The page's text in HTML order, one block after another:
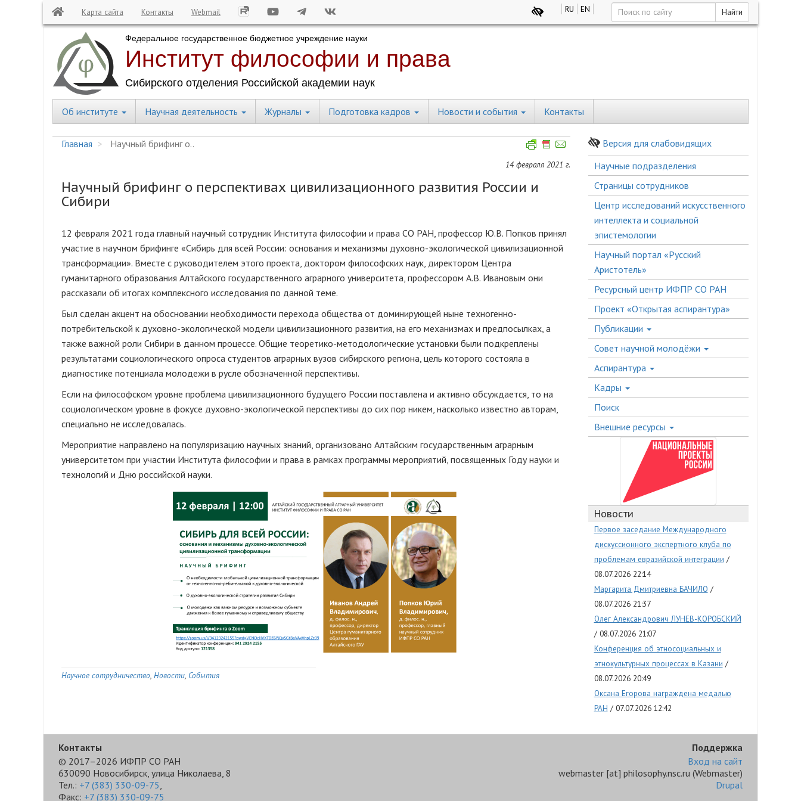
Карта сайта Контакты Webmail RU EN Найти
Central
Об институте Научная деятельность Журналы Подготовка кадров Новости и события Контакты
Главная Научный брифинг о..
14 февраля 2021 г.
Научный брифинг о перспективах цивилизационного развития России и
Сибири
12 февраля 2021 года главный научный сотрудник Института философии и права СО РАН, профессор Ю.В. Попков принял
участие в научном брифинге «Сибирь для всей России: основания и механизмы духовно-экологической цивилизационной
трансформации». Вместе с руководителем этого проекта, доктором философских наук, директором Центра
гуманитарного образования Алтайского государственного аграрного университета, профессором А.В. Ивановым они
рассказали об итогах комплексного исследования по данной теме.
Был сделан акцент на обосновании необходимости перехода общества от доминирующей ныне техногенно-
потребительской к духовно-экологической модели цивилизационного развития, на его механизмах и предпосылках, а
также важной роли Сибири в данном процессе. Общие теоретико-методологические установки были подкреплены
результатами социологического опроса студентов аграрных вузов сибирского региона, цель которого состояла в
диагностике потенциала молодежи в русле обозначенной перспективы.
Если на философском уровне проблема цивилизационного будущего России поставлена и активно обсуждается, то на
социологическом уровне в фокусе духовно-экологической перспективы до сих пор никем, насколько известно авторам,
специально не исследовалась.
Мероприятие направлено на популяризацию научных знаний, организовано Алтайским государственным аграрным
университетом при участии Института философии и права в рамках программы мероприятий, посвященных Году науки и
технологий и Дню российской науки.
Научное сотрудничество Новости События
Версия для слабовидящих
Боковое
меню
Научные подразделения
Страницы сотрудников
Центр исследований искусственного
интеллекта и социальной
эпистемологии
Научный портал «Русский
Аристотель»
Ресурсный центр ИФПР СО РАН
Проект «Открытая аспирантура»
Публикации
Совет научной молодёжи
Аспирантура
Кадры
Поиск
Внешние ресурсы
Новости
Первое заседание Международного
дискуссионного экспертного клуба по
проблемам евразийской интеграции
08.07.2026 22:14
Маргарита Дмитриевна БАЧИЛО
08.07.2026 21:37
Олег Александрович ЛУНЕВ-КОРОБСКИЙ
08.07.2026 21:07
Конференция об этносоциальных и
этнокультурных процессах в Казани
08.07.2026 20:49
Оксана Егорова награждена медалью
РАН
07.07.2026 12:42
Контакты
© 2017–2026 ИФПР СО РАН
630090 Новосибирск, улица Николаева, 8
Тел.: +7 (383) 330-09-75
Факс: +7 (383) 330-09-75
Поддержка
Вход на сайт
webmaster [at] philosophy.nsc.ru (Webmaster)
Drupal